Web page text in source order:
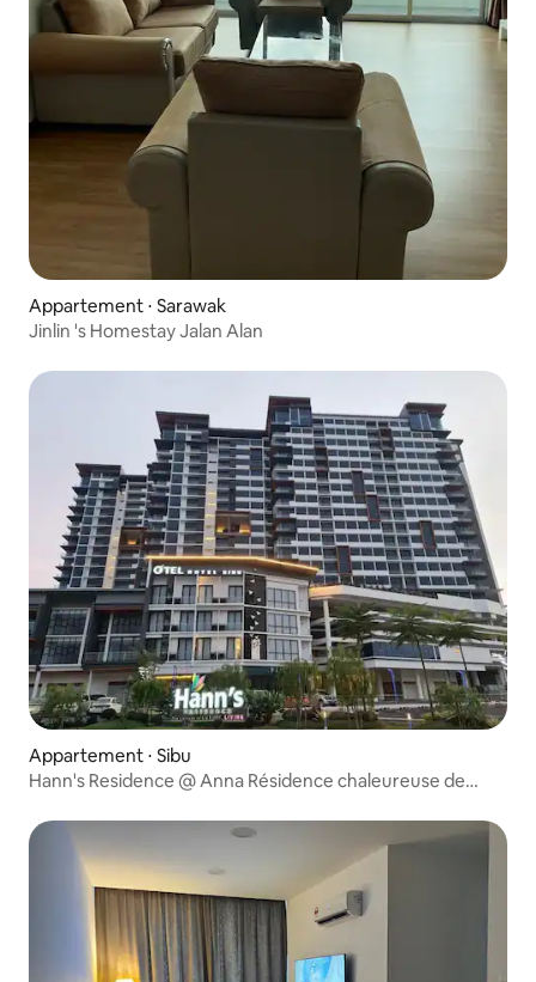
Appartement ⋅ Sarawak
Jinlin 's Homestay Jalan Alan
Appartement ⋅ Sibu
Hann's Residence @ Anna Résidence chaleureuse de